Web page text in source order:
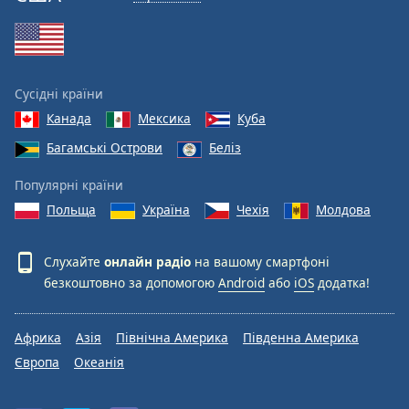
Family
Reset
Done
Close
Modal
Dialog
End
dialog
Сусідні країни
Канада
Мексика
Куба
Багамські Острови
Беліз
Популярні країни
Польща
Україна Чехія Молдова
Слухайте онлайн радіо на вашому смартфоні
безкоштовно за допомогою Android або iOS додатка!
Африка Азія Північна Америка
Південна Америка
Європа
Океанія